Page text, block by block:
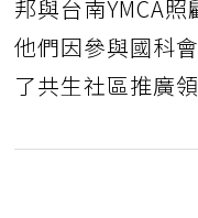
邦與台南YMCA照
他們因參與國科
了共生社區推廣